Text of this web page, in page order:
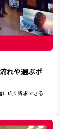
れや選ぶポ
に広く訴求できる